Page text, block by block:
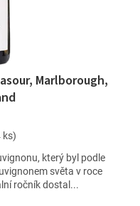
Marlborough,
ks)
který byl podle
světa v roce
ročník dostal...